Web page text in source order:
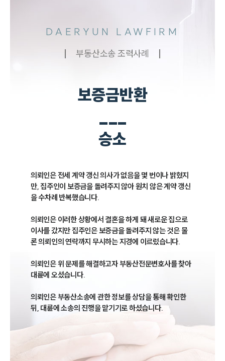
DAERYUN LAWFIRM
부동산소송 조력사례
보증금반환
___
승소
의뢰인은 전세 계약 갱신 의사가 없음을 몇 번이나 밝혔지
만, 집주인이 보증금을 돌려주지 않아 원치 않은 계약 갱신
을 수차례 반복했습니다.
의뢰인은 이러한 상황에서 결혼을 하게 돼 새로운 집으로
이사를 갔지만 집주인은 보증금을 돌려주지 않는 것은 물
론 의뢰인의 연락까지 무시하는 지경에 이르렀습니다.
의뢰인은 위 문제를 해결하고자 부동산전문변호사를 찾아
대륜에 오셨습니다.
의뢰인은 부동산소송에 관한 정보를 상담을 통해 확인한
뒤, 대륜에 소송의 진행을 맡기기로 하셨습니다.